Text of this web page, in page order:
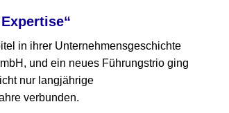
in ihrer Unternehmensgeschichte
und ein neues Führungstrio ging
nur langjährige
verbunden.